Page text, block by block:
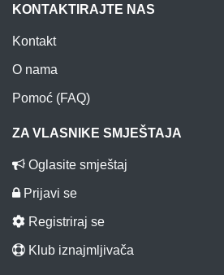
KONTAKTIRAJTE NAS
Kontakt
O nama
Pomoć (FAQ)
ZA VLASNIKE SMJEŠTAJA
Oglasite smještaj
Prijavi se
Registriraj se
Klub iznajmljivača